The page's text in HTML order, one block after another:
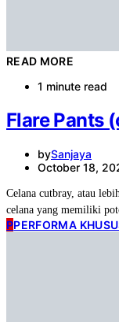
READ MORE
1 minute read
Flare Pants
bySanjaya
October 18,
Celana cutbray, atau
celana yang memiliki
PPERFORMA